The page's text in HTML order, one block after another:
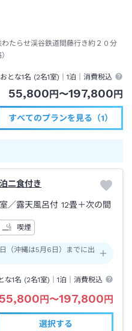
たらせ渓谷鉄道間藤行き約２０分
おとな1名 (2名1室)｜1泊 ｜消費税込
55,800 円 〜197,800 円
すべてのプランを見る（1）
二食付き
／露天風呂付 12畳＋次の間
喫煙
沖縄は5月6日）までに出
な1名 (2名1室)｜1泊 ｜消費税込
55,800 円 〜197,800 円
選択する